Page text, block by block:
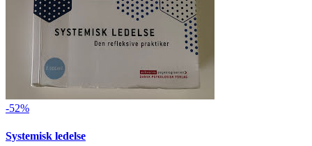
-52%
Systemisk ledelse